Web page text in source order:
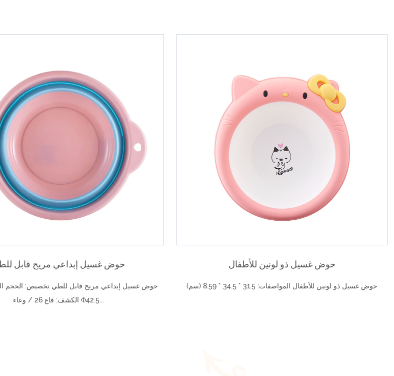
حوض غسيل ذو لونين للأطفال
حوض غسيل ذو لونين للأطفال المواصفات: 31.5 * 34.5 * 8.59 (سم)
تركيب مجاني ناموسية قابلة للطي للأطفال
تركيب مجاني ناموسية قابلة للطي للأطفال تخصيص: صغير: 98 * 58 * 45